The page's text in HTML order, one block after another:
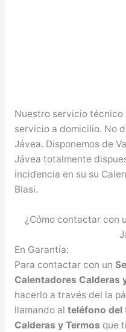
Nuestro servicio técnico
servicio a domicilio. No
Jávea. Disponemos de
Jávea totalmente
incidencia en su su
Biasi.
¿Cómo contactar con
En Garantía:
Para contactar con un
Calentadores Calderas
hacerlo a través del la
llamando al teléfono del
Calderas y Termos que